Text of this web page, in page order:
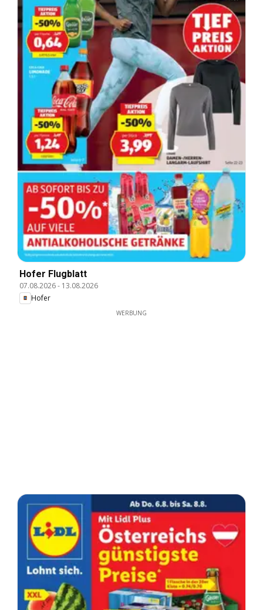
Hofer Flugblatt
07.08.2026- 13.08.2026
Hofer
WERBUNG